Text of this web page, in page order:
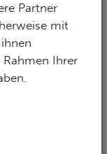
Partner
mit
Ihrer